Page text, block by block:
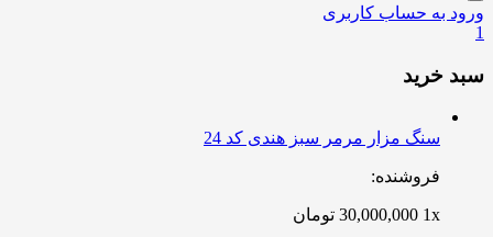
ورود به حساب کاربری
1
سبد خرید
سنگ مزار مرمر سبز هندی کد 24
فروشنده:
1x
30,000,000 تومان